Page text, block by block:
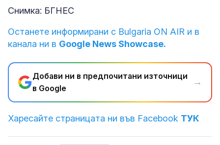
Снимка: БГНЕС
Останете информирани с Bulgaria ON AIR и в
канала ни в Google News Showcase.
Добави ни в предпочитани източници
в Google
→
Харесайте страницата ни във Facebook ТУК